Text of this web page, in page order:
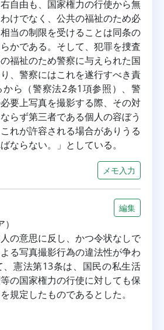
自由も、国家権力の行使から無
けでなく、公共の福祉のため必
当の制限を受けることは同条の
かである。そして、犯罪を捜査
福祉のため警察に与えられた国
、警察にはこれを遂行すべき責
ら（警察法2条1項参照）、警
要上写真を撮影する際、その対
らず第三者である個人の容ぼう
れが許容される場合がありうる
ならない。」としている。
メモ入力
編集
の意思に反し、かつ令状なしで
る写真撮影行為の違法性が争わ
憲法第13条は、国民の私生活
の国家権力の行使に対しても保
規定したものであるとした。